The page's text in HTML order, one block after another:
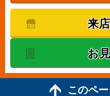
来
お
このペ